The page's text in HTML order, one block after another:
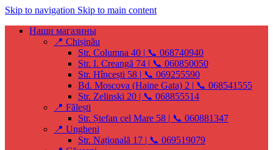
Skip to navigation Skip to main content
Наши магазины
📍 Chișinău
Str. Columna 40 | 📞 068740940
Str. I. Creangă 74 | 📞 060850050
Str. Hîncești 58 | 📞 069255590
Bd. Moscova (Haine Gata) 2 | 📞 068541555
Str. Zelinski 20 | 📞 068855514
📍 Fălești
Str. Ștefan cel Mare 58 | 📞 060881347
📍 Ungheni
Str. Națională 17 | 📞 069519079